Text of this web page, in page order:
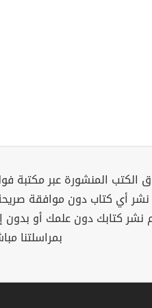
الكتب المنشورة عبر مكتبة
نشر أي كتاب دون موافقة
نشر كتابك دون علمك أو بدون
بمراسلتنا